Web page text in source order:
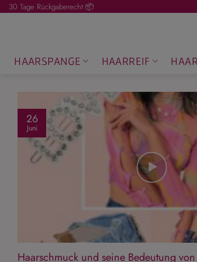
Zum30 Tage Rückgaberecht 📦
HAARSPANGE HAARREIF
Haarschmuck und seine Bedeutung
26
Juni